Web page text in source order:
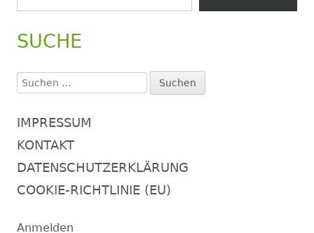
SUCHE
Suchen
nach:
IMPRESSUM
KONTAKT
DATENSCHUTZERKLÄRUNG
COOKIE-RICHTLINIE (EU)
Anmelden